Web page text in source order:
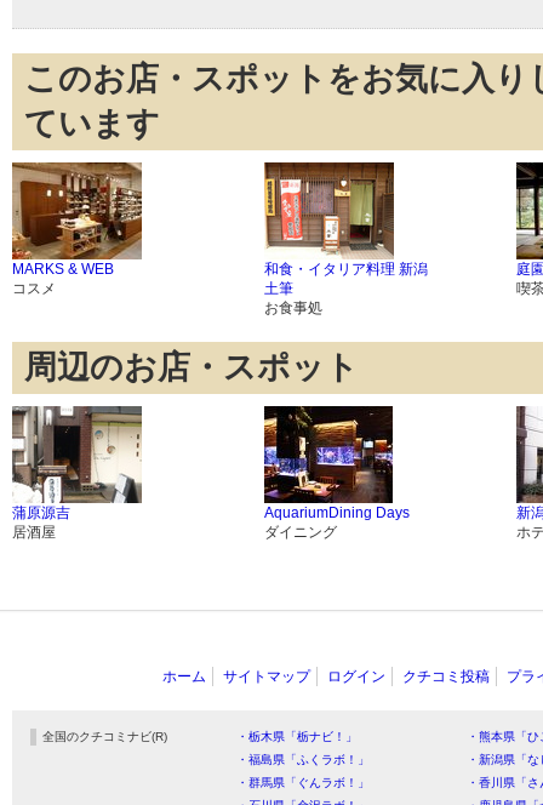
このお店・スポットをお気に入
ています
MARKS & WEB
コスメ
和食・イタリア料理 新潟
土筆
お食事処
庭
喫
周辺のお店・スポット
蒲原源吉
居酒屋
AquariumDining Days
ダイニング
新
ホ
ホーム サイトマップ ログイン クチコミ投稿 プラ
全国のクチコミナビ(R) ・栃木県「栃ナビ！」
・熊本県「
・福島県「ふくラボ！」
・新潟県「
・群馬県「ぐんラボ！」
・香川県「